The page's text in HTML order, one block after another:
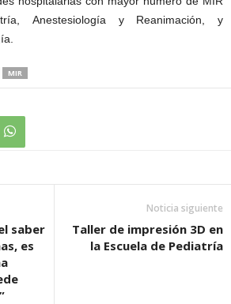
Anestesiología y Reanimación, y
MIR
saber
es
Noticia siguiente
Taller de impresión 3D en
la Escuela de Pediatría